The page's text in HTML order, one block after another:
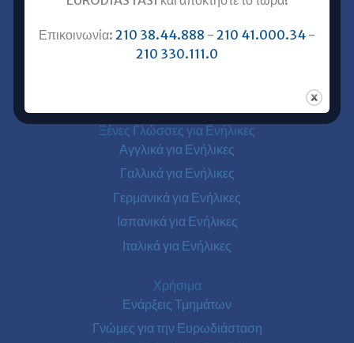
Ευρωδιάσταση Online Μαθήματα
Ξένες Γλώσσες για Ενήλικες
Αγγλικά για Ενήλικες
Γαλλικά για Ενήλικες
Γερμανικά για Ενήλικες
Ισπανικά για Ενήλικες
Ιταλικά για Ενήλικες
Χρήσιμα
Ενάρξεις Τμημάτων
Γνώμες για την Ευρωδιάσταση
Επικοινωνία: 210 38.44.888 - 210 41.000.34 -
210 330.111.0